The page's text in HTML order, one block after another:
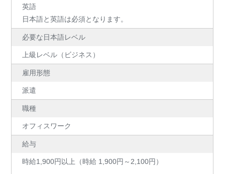
英語
日本語と英語は必須となります。
必要な日本語レベル
上級レベル（ビジネス）
雇用形態
派遣
職種
オフィスワーク
給与
時給1,900円以上（時給 1,900円～2,100円）